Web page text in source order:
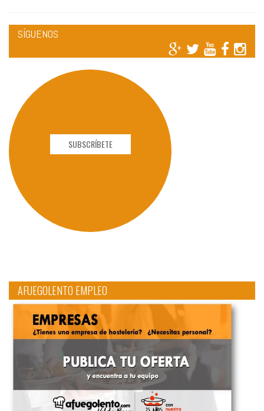
SÍGUENOS
SUBSCRÍBETE
AFUEGOLENTO EMPLEO